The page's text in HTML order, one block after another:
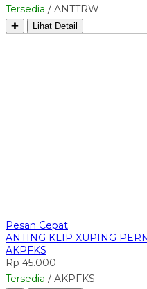
Tersedia / ANTTRW
✚ Lihat Detail
Pesan Cepat
ANTING KLIP XUPING
AKPFKS
Rp 45.000
Tersedia / AKPFKS